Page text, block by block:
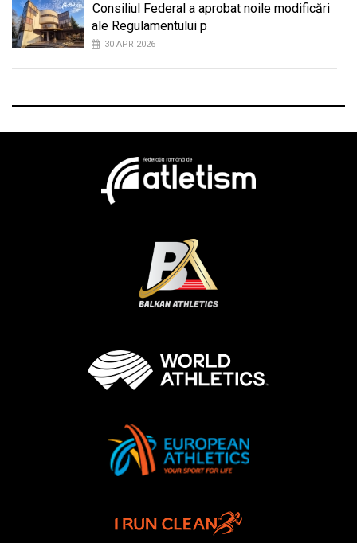
Consiliul Federal a aprobat noile modificări
ale Regulamentului p
30 APR 2026